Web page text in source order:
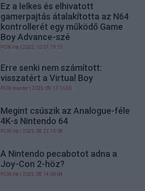
Ez a lelkes és elhivatott
gamerpajtás átalakította az N64
kontrollerét egy működő Game
Boy Advance-szé
PCW.lite | 2025.10.01 19:15
Erre senki nem számított:
visszatért a Virtual Boy
PCW.master | 2025.09.12 16:55
Megint csúszik az Analogue-féle
4K-s Nintendo 64
PCW.lite | 2025.08.21 14:08
A Nintendo pecabotot adna a
Joy-Con 2-höz?
PCW.lite | 2025.08.14 06:04